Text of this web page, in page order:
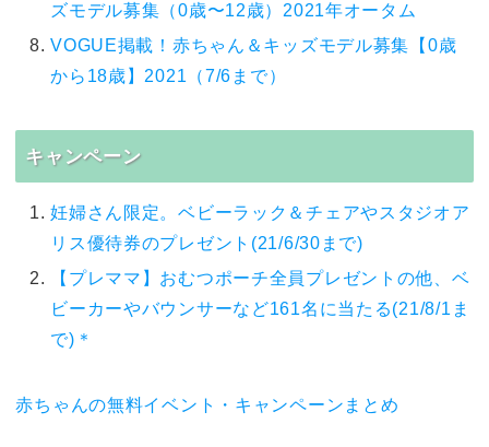
ズモデル募集（0歳〜12歳）2021年オータム
VOGUE掲載！赤ちゃん＆キッズモデル募集【0歳
から18歳】2021（7/6まで）
キャンペーン
妊婦さん限定。ベビーラック＆チェアやスタジオア
リス優待券のプレゼント(21/6/30まで)
【プレママ】おむつポーチ全員プレゼントの他、ベ
ビーカーやバウンサーなど161名に当たる(21/8/1ま
で)＊
赤ちゃんの無料イベント・キャンペーンまとめ